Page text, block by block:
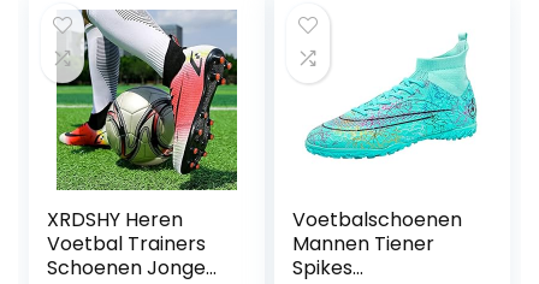
XRDSHY Heren
Voetbal Trainers
Schoenen Jongens
Voetbalschoenen
Mannen Tiener
Spikes